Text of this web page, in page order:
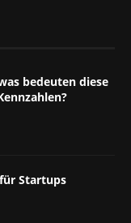
bedeuten diese
Startups